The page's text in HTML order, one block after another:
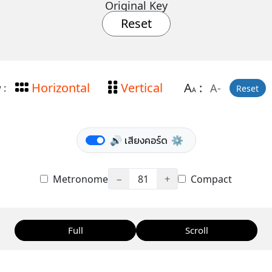
Original Key
Reset
: Horizontal Vertical AA: A- Reset
🔊 เสียงคอร์ด ⚙️
Metronome − 81 + Compact
Full Scroll